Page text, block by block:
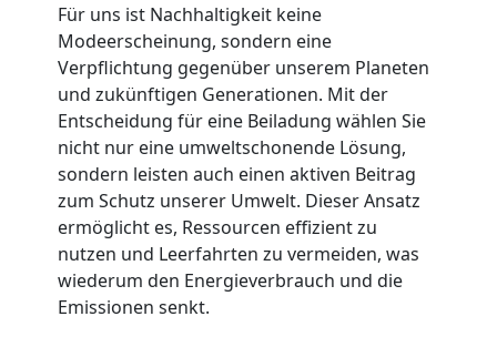
Für uns ist Nachhaltigkeit keine
Modeerscheinung, sondern eine
Verpflichtung gegenüber unserem Planeten
und zukünftigen Generationen. Mit der
Entscheidung für eine Beiladung wählen Sie
nicht nur eine umweltschonende Lösung,
sondern leisten auch einen aktiven Beitrag
zum Schutz unserer Umwelt. Dieser Ansatz
ermöglicht es, Ressourcen effizient zu
nutzen und Leerfahrten zu vermeiden, was
wiederum den Energieverbrauch und die
Emissionen senkt.
Klaviertransport
Leonding
Privatumzug
Leonding
Tresortransport